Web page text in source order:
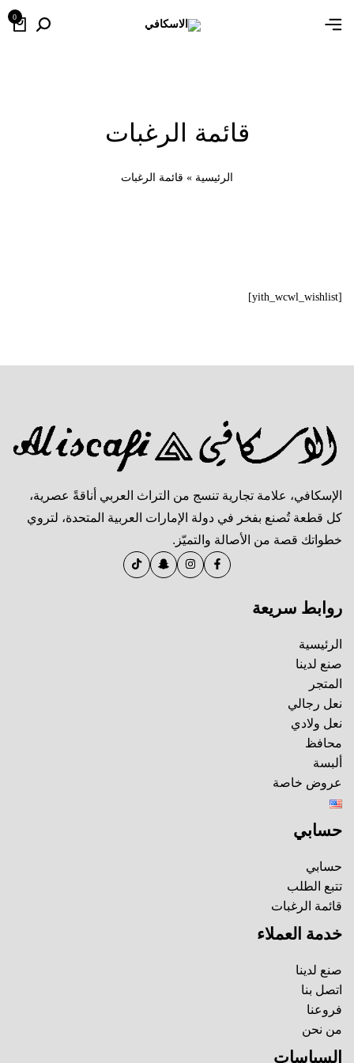
0
قائمة الرغبات
الرئيسية » قائمة الرغبات
[yith_wcwl_wishlist]
الإسكافي، علامة تجارية تنسج من التراث العربي أناقةً عصرية،
كل قطعة تُصنع بفخر في دولة الإمارات العربية المتحدة، لتروي
خطواتك قصة من الأصالة والتميّز.
روابط سريعة
الرئيسية
صنع لدينا
المتجر
نعل رجالي
نعل ولادي
محافظ
ألبسة
عروض خاصة
حسابي
حسابي
تتبع الطلب
قائمة الرغبات
خدمة العملاء
صنع لدينا
اتصل بنا
فروعنا
من نحن
السياسات